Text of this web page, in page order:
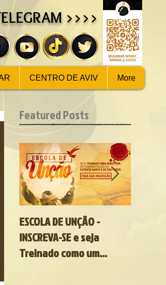
>>>>
CENTRO DE AVIV More
Featured Posts
ESCOLA DE UNÇÃO -
INSCREVA-SE e seja
Treinado como um